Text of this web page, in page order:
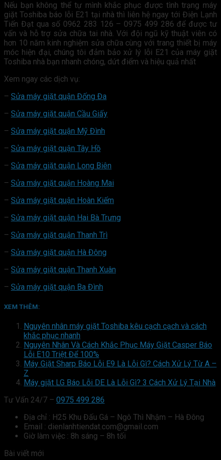
Nếu bạn không thể tự mình khắc phục được tình trạng máy
giặt Toshiba báo lỗi E21 tại nhà thì liên hệ ngay tới Điện Lạnh
Tiến Đạt qua số 0962 283 126 – 0975 499 286 để được tư
vấn và hỗ trợ sửa chữa tai nhà. Với đội ngũ kỹ thuật viên có
hơn 10 năm kinh nghiệm sửa chữa cùng với trang thiết bị máy
móc hiện đại, chúng tôi đảm bảo xử lý lỗi E21 của máy giặt
Toshiba nhà bạn nhanh chóng, dứt điểm và hiệu quả nhất
Xem ngay các dịch vụ:
– Sửa máy giặt quận Đống Đa
– Sửa máy giặt quận Cầu Giấy
– Sửa máy giặt quận Mỹ Đình
– Sửa máy giặt quận Tây Hồ
– Sửa máy giặt quận Long Biên
– Sửa máy giặt quận Hoàng Mai
– Sửa máy giặt quận Hoàn Kiếm
– Sửa máy giặt quận Hai Bà Trưng
– Sửa máy giặt quận Thanh Trì
– Sửa máy giặt quận Hà Đông
– Sửa máy giặt quận Thanh Xuân
– Sửa máy giặt quận Ba Đình
XEM THÊM:
Nguyên nhân máy giặt Toshiba kêu cạch cạch và cách
khắc phục nhanh
Nguyên Nhân Và Cách Khắc Phục Máy Giặt Casper Báo
Lỗi E10 Triệt Để 100%
Máy Giặt Sharp Báo Lỗi E9 Là Lỗi Gì? Cách Xử Lý Từ A –
Z
Máy giặt LG Báo Lỗi DE Là Lỗi Gì? 3 Cách Xử Lý Tại Nhà
Tư Vấn 24/7 – 0975 499 286
Địa chỉ : H25 Khu Đấu Gá – Ngô Thì Nhậm – Hà Đông
Email : dienlanhtiendat.com@gmail.com
Giờ làm việc : 8h sáng – 8h tối
Bài viết mới